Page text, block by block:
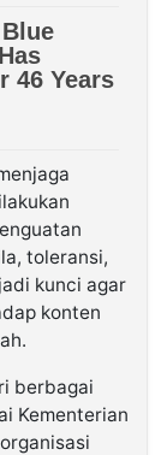
toleransi,
kunci agar
konten
berbagai
Kementerian